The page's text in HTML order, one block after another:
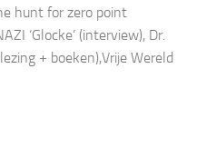
hunt for zero point
‘Glocke’ (interview), Dr.
+ boeken),Vrije Wereld